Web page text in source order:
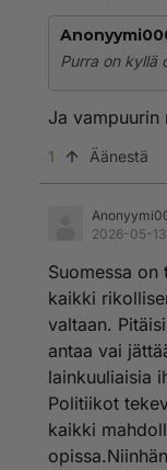
Purra on kyllä
Ja vampuurin
1 Äänestä
2026-05-13
Suomessa
kaikki
valtaan.
antaa vai
lainkuuliaisia
Politiikot
kaikki